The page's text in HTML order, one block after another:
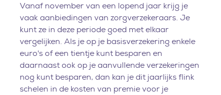
Vanaf november van een lopend jaar krijg je
vaak aanbiedingen van zorgverzekeraars. Je
kunt ze in deze periode goed met elkaar
vergelijken. Als je op je basisverzekering enkele
euro's of een tientje kunt besparen en
daarnaast ook op je aanvullende verzekeringen
nog kunt besparen, dan kan je dit jaarlijks flink
schelen in de kosten van premie voor je